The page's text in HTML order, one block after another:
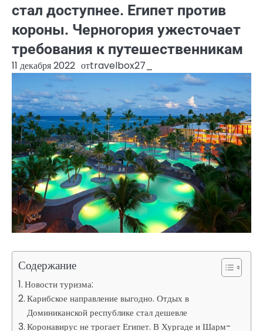
стал доступнее. Египет против
короны. Черногория ужесточает
требования к путешественникам
11 декабря 2022 отtravelbox27_
Содержание
Новости туризма:
Карибское направление выгодно. Отдых в
Доминиканской республике стал дешевле
Коронавирус не трогает Египет. В Хургаде и Шарм-